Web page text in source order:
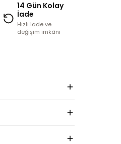
14 Gün Kolay
İade
Hızlı iade ve
değişim imkânı